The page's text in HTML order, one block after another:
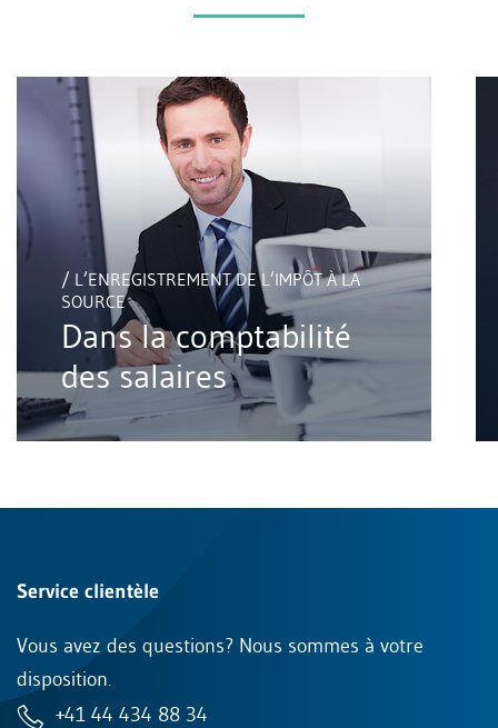
/ L’ENREGISTREMENT DE L’IMPÔT À LA
SOURCE
Dans la comptabilité
des salaires
Service clientèle
Vous avez des questions? Nous sommes à votre
disposition.
+41 44 434 88 34